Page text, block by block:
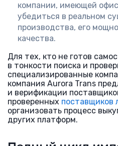
компании, имеющей
убедиться в реальном
производства, его
качества.
Для тех, кто не готов
в тонкости поиска и
специализированные
компания Aurora Trans
и верификации
проверенных поставщиков
организовать процесс
других платформ.